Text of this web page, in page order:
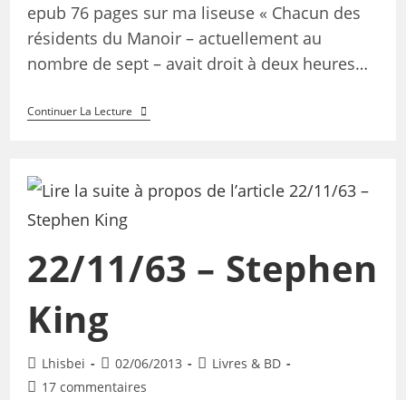
epub 76 pages sur ma liseuse « Chacun des
résidents du Manoir – actuellement au
nombre de sept – avait droit à deux heures…
Continuer La Lecture
22/11/63 – Stephen
King
Lhisbei 02/06/2013
Livres & BD
17 commentaires